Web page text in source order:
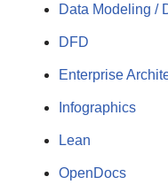
Data Modeling /
DFD
Enterprise
Infographics
Lean
OpenDocs